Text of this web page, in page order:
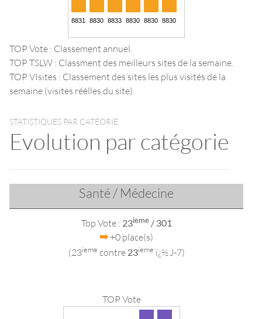
TOP Vote : Classement annuel.
TOP TSLW : Classment des meilleurs sites de la semaine.
TOP VIsites : Classement des sites les plus visités de la
semaine (visites réèlles du site).
STATISTIQUES PAR CATÉORIE
Evolution par catégorie
Santé / Médecine
Top Vote : 23ieme/ 301
+0 place(s)
(23ieme contre 23ieme ï¿½ J-7)
TOP Vote